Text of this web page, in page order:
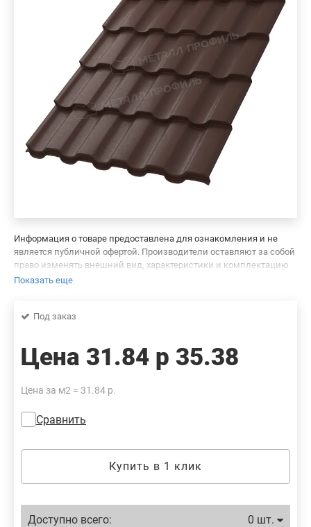
Информация о товаре предоставлена для ознакомления и не
является публичной офертой. Производители оставляют за собой
право изменять внешний вид, характеристики и комплектацию
товара, предварительно не уведомляя продавцов и потребителей.
фотографиях товара. Будем благодарны вам за сообщение об
Показать еще
Под заказ
Цена 31.84 р 35.38
Цена за м2 = 31.84 р.
Сравнить
Купить в 1 клик
Доступно всего: 0 шт.